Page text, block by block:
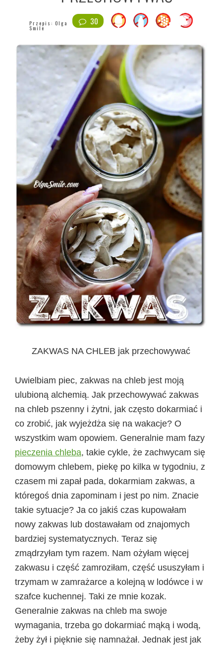
30
Przepis:Olga
Smile
ZAKWAS NA CHLEB jak przechowywać
Uwielbiam piec, zakwas na chleb jest moją
ulubioną alchemią. Jak przechowywać zakwas
na chleb pszenny i żytni, jak często dokarmiać i
co zrobić, jak wyjeżdża się na wakacje? O
wszystkim wam opowiem. Generalnie mam fazy
pieczenia chleba, takie cykle, że zachwycam się
domowym chlebem, piekę po kilka w tygodniu, z
czasem mi zapał pada, dokarmiam zakwas, a
któregoś dnia zapominam i jest po nim. Znacie
takie sytuacje? Ja co jakiś czas kupowałam
nowy zakwas lub dostawałam od znajomych
bardziej systematycznych. Teraz się
zmądrzyłam tym razem. Nam ożyłam więcej
zakwasu i część zamroziłam, część ususzyłam i
trzymam w zamrażarce a kolejną w lodówce i w
szafce kuchennej. Taki ze mnie kozak.
Generalnie zakwas na chleb ma swoje
wymagania, trzeba go dokarmiać mąką i wodą,
żeby żył i pięknie się namnażał. Jednak jest jak